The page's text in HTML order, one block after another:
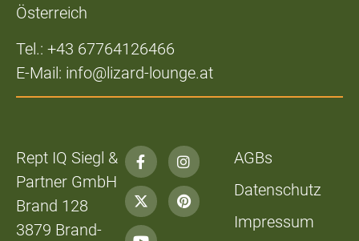
Österreich
Tel.: +43 67764126466
E-Mail: info@lizard-lounge.at
Rept IQ Siegl &
Partner GmbH
Brand 128
3879 Brand-
AGBs
Datenschutz
Impressum